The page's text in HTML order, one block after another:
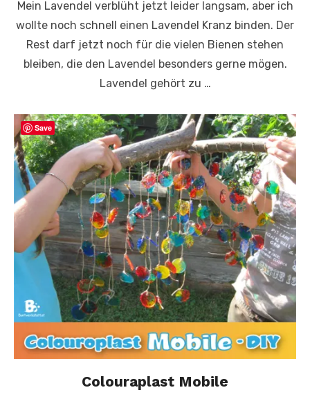
Mein Lavendel verblüht jetzt leider langsam, aber ich
wollte noch schnell einen Lavendel Kranz binden. Der
Rest darf jetzt noch für die vielen Bienen stehen
bleiben, die den Lavendel besonders gerne mögen.
Lavendel gehört zu …
Colouraplast Mobile
Save